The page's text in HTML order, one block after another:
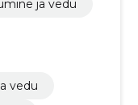
ja vedu
vedu